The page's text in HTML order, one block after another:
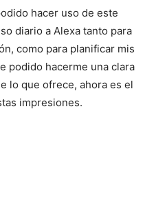
hacer uso de este
diario a Alexa tanto para
como para planificar mis
podido hacerme una clara
lo que ofrece, ahora es el
impresiones.